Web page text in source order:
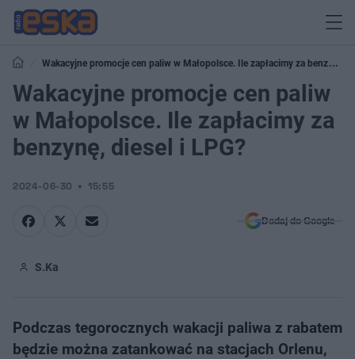
Wakacyjne promocje cen paliw w Małopolsce. Ile zapłacimy za benzynę,
diesel i LPG?
Wakacyjne promocje cen paliw
w Małopolsce. Ile zapłacimy za
benzynę, diesel i LPG?
2024-06-30 15:55
Dodaj do Google
S.Ka
Podczas tegorocznych wakacji paliwa z rabatem
będzie można zatankować na stacjach Orlenu,